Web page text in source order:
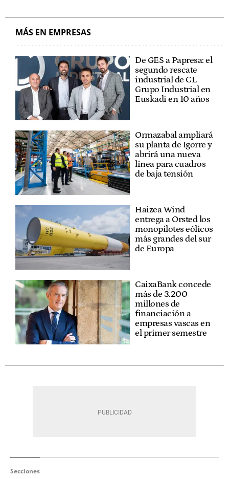
MÁS EN EMPRESAS
De GES a Papresa: el
segundo rescate
industrial de CL
Grupo Industrial en
Euskadi en 10 años
Ormazabal ampliará
su planta de Igorre y
abrirá una nueva
línea para cuadros
de baja tensión
Haizea Wind
entrega a Orsted los
monopilotes eólicos
más grandes del sur
de Europa
CaixaBank concede
más de 3.200
millones de
financiación a
empresas vascas en
el primer semestre
Secciones